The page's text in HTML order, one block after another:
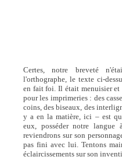
Certes, notre breveté
l'orthographe, le texte ci-
en fait foi. Il était menuisier
pour les imprimeries : des
coins, des biseaux, des
y a en la matière, ici – est
eux, posséder notre
reviendrons sur son
pas fini avec lui. Tentons
éclaircissements sur son